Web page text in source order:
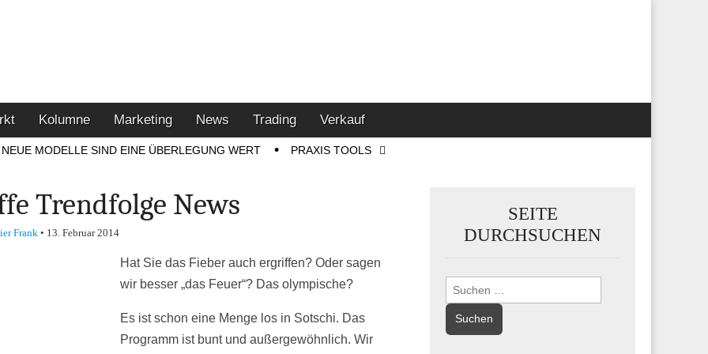
Kolumne Marketing News Trading Verkauf
NEUE MODELLE SIND EINE ÜBERLEGUNG WERT PRAXIS TOOLS
Trendfolge News
Frank• 13. Februar 2014
Hat Sie das Fieber auch ergriffen? Oder sagen
wir besser „das Feuer“? Das olympische?
Es ist schon eine Menge los in Sotschi. Das
Programm ist bunt und außergewöhnlich. Wir
SEITE
DURCHSUCHEN
Suchen
nach: